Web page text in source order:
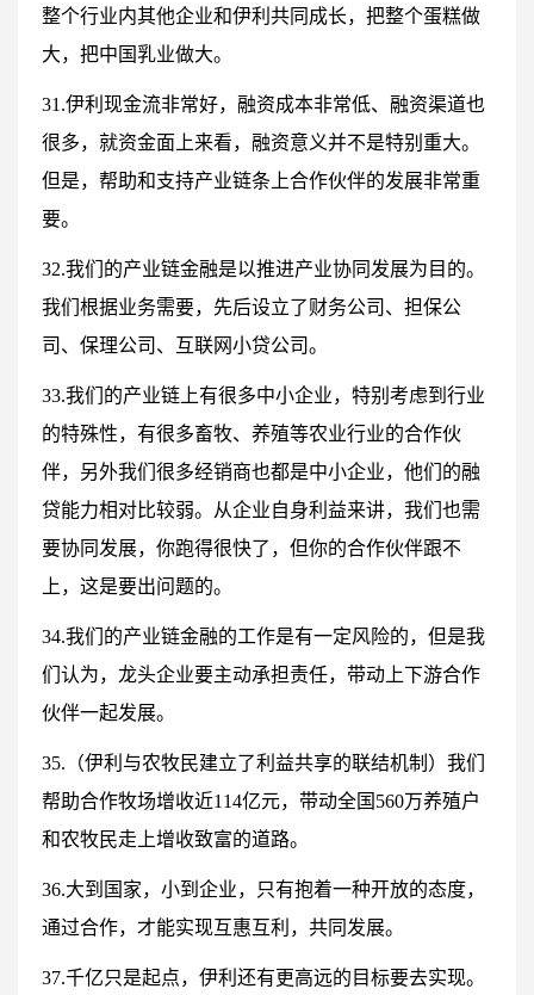
整个行业内其他企业和伊利共同成长，把整个蛋糕做
大，把中国乳业做大。
31.伊利现金流非常好，融资成本非常低、融资渠道也
很多，就资金面上来看，融资意义并不是特别重大。
但是，帮助和支持产业链条上合作伙伴的发展非常重
要。
32.我们的产业链金融是以推进产业协同发展为目的。
我们根据业务需要，先后设立了财务公司、担保公
司、保理公司、互联网小贷公司。
33.我们的产业链上有很多中小企业，特别考虑到行业
的特殊性，有很多畜牧、养殖等农业行业的合作伙
伴，另外我们很多经销商也都是中小企业，他们的融
贷能力相对比较弱。从企业自身利益来讲，我们也需
要协同发展，你跑得很快了，但你的合作伙伴跟不
上，这是要出问题的。
34.我们的产业链金融的工作是有一定风险的，但是我
们认为，龙头企业要主动承担责任，带动上下游合作
伙伴一起发展。
35.（伊利与农牧民建立了利益共享的联结机制）我们
帮助合作牧场增收近114亿元，带动全国560万养殖户
和农牧民走上增收致富的道路。
36.大到国家，小到企业，只有抱着一种开放的态度，
通过合作，才能实现互惠互利，共同发展。
37.千亿只是起点，伊利还有更高远的目标要去实现。